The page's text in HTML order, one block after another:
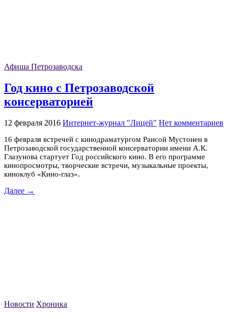
Афиша Петрозаводска
Год кино с Петрозаводской
консерваторией
12 февраля 2016 Интернет-журнал "Лицей" Нет комментариев
16 февраля встречей с кинодраматургом Раисой Мустонен в
Петрозаводской государственной консерватории имени А.К.
Глазунова стартует Год российского кино. В его программе
кинопросмотры, творческие встречи, музыкальные проекты,
киноклуб «Кино-глаз».
Далее →
Новости Хроника